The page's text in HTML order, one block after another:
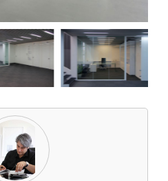
26 پارتیشن